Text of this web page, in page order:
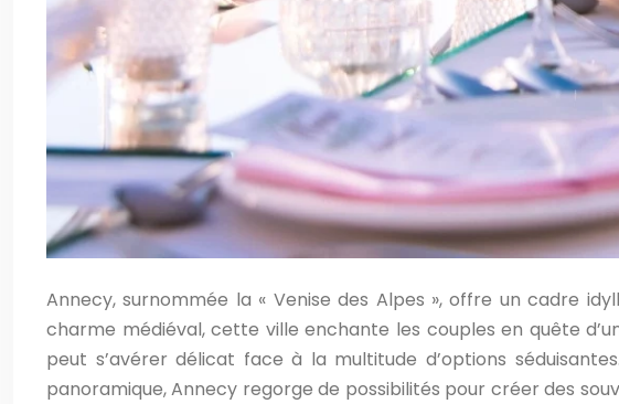
Annecy, surnommée la « Venise des Alpes », offre un cadre
charme médiéval, cette ville enchante les couples en quête
peut s’avérer délicat face à la multitude d’options
panoramique, Annecy regorge de possibilités pour créer des